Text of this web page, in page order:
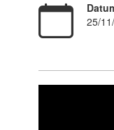
25/